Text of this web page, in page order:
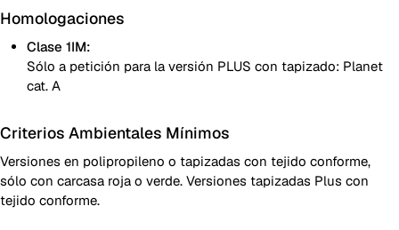
Homologaciones
Clase 1IM:
Sólo a petición para la versión PLUS con tapizado: Planet
cat. A
Criterios Ambientales Mínimos
Versiones en polipropileno o tapizadas con tejido conforme,
sólo con carcasa roja o verde. Versiones tapizadas Plus con
tejido conforme.